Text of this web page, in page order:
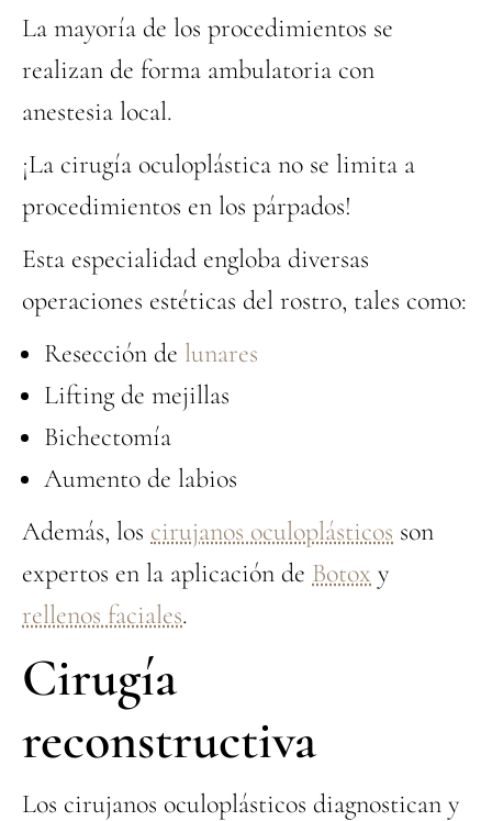
La mayoría de los procedimientos se
realizan de forma ambulatoria con
anestesia local.
¡La cirugía oculoplástica no se limita a
procedimientos en los párpados!
Esta especialidad engloba diversas
operaciones estéticas del rostro, tales como:
Resección de lunares
Lifting de mejillas
Bichectomía
Aumento de labios
Además, los cirujanos oculoplásticos son
expertos en la aplicación de Botox y
rellenos faciales.
Cirugía
reconstructiva
Los cirujanos oculoplásticos diagnostican y